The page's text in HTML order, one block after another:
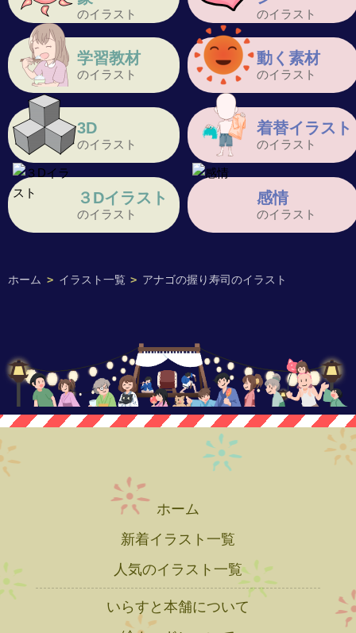
ホーム > イラスト一覧 > アナゴの握り寿司のイラスト
のイラスト のイラスト
学習教材
のイラスト
動く素材
のイラスト
3D
のイラスト
着替イラスト
のイラスト
３Dイラスト
のイラスト
感情
のイラスト
ホーム
新着イラスト一覧
人気のイラスト一覧
いらすと本舗について